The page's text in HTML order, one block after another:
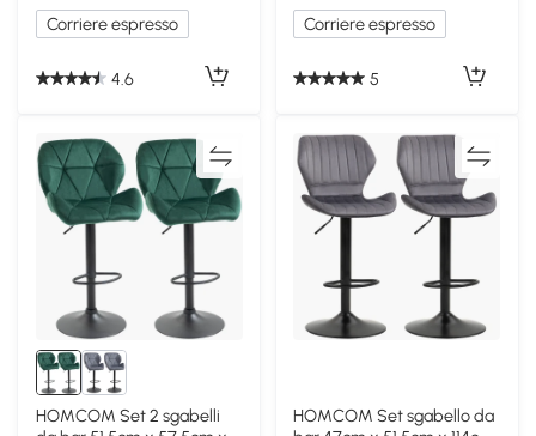
Corriere espresso
4.6
Corriere espresso
5
HOMCOM Set 2 sgabelli
HOMCOM Set sgabello da